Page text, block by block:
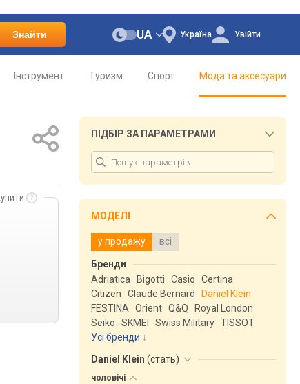
Знайти Україна
UA Увійти
Інструмент Туризм Спорт Мода та аксесуари
ПІДБІР ЗА ПАРАМЕТРАМИ
МОДЕЛІ
у продажу всі
Бренди
Adriatica
Bigotti Casio
Certina
Citizen
Claude Bernard
Daniel Klein
FESTINA
Orient Q&Q
Royal London
Seiko
SKMEI Swiss Military TISSOT
Усі бренди
Daniel Klein (стать)
чоловічі